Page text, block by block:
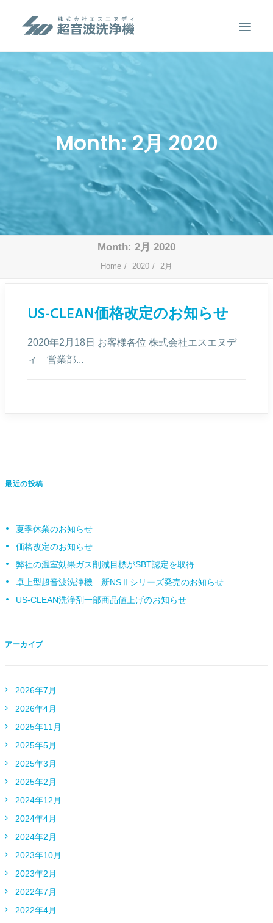
製品案内
超音波洗浄のしくみ
用途
販売事例
Month: 2月 2020
Month: 2月 2020
Home 2020 2月
US-CLEAN価格改定のお知らせ
2020年2月18日 お客様各位 株式会社エスエヌデ
ィ 営業部...
最近の投稿
夏季休業のお知らせ
価格改定のお知らせ
弊社の温室効果ガス削減目標がSBT認定を取得
卓上型超音波洗浄機 新NSⅡシリーズ発売のお知らせ
US-CLEAN洗浄剤一部商品値上げのお知らせ
アーカイブ
2026年7月
2026年4月
2025年11月
2025年5月
2025年3月
2025年2月
2024年12月
2024年4月
2024年2月
2023年10月
2023年2月
2022年7月
2022年4月